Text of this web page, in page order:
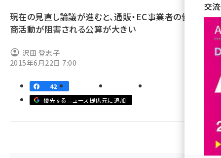
楽天 (1878)
ecbeing (1213)
アスクル (1126)
base (1085)
ビィ・フォアード (786)
revico (746)
現在の見直し論議が進むと、通販・EC事業者の健全な
商活動が阻害される公算が大きい
沢田 登志子
2015年6月22日 7:00
42
優先するニュース提供元に追加
交